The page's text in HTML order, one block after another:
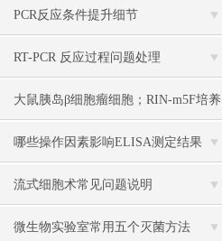
PCR反应条件提升细节
RT-PCR 反应过程问题处理
大鼠胰岛β细胞瘤细胞；RIN-m5F培养
操作说明
哪些操作因素影响ELISA测定结果
流式细胞术常见问题说明
微生物实验室常用五个灭菌方法